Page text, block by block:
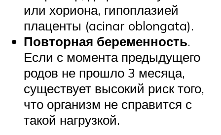
или хориона, гипоплазией
плаценты (acinar oblongata).
Повторная беременность.
Если с момента предыдущего
родов не прошло 3 месяца,
существует высокий риск того,
что организм не справится с
такой нагрузкой.